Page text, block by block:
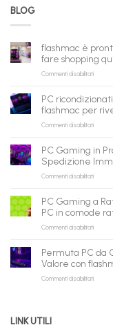
BLOG
flashmac è
fare shopping qui
Commenti disabilitatisu
pronto
per
gli
AI:
il
tuo
può
fare
shopping
qui
PC
flashmac per
Commenti disabilitatisu
la
nuova
B2B
per
PC Gaming in
Spedizione
Commenti disabilitatisu
Gaming
in
Pronta
Nuovi
PC Gaming a
PC in comode
Commenti disabilitatisu
Gaming
a
Rate
Online:
Permuta PC da
Valore con
Commenti disabilitatisu
LINK UTILI